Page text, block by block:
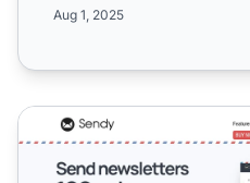
Aug 1, 2025
Sendy Affiliate Programma